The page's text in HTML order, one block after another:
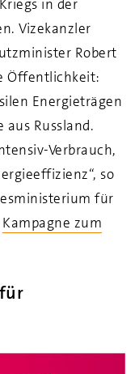
in der
Vizekanzler
Robert
Öffentlichkeit:
Energieträgen
Russland.
Verbrauch,
“, so
für
Kampagne zum